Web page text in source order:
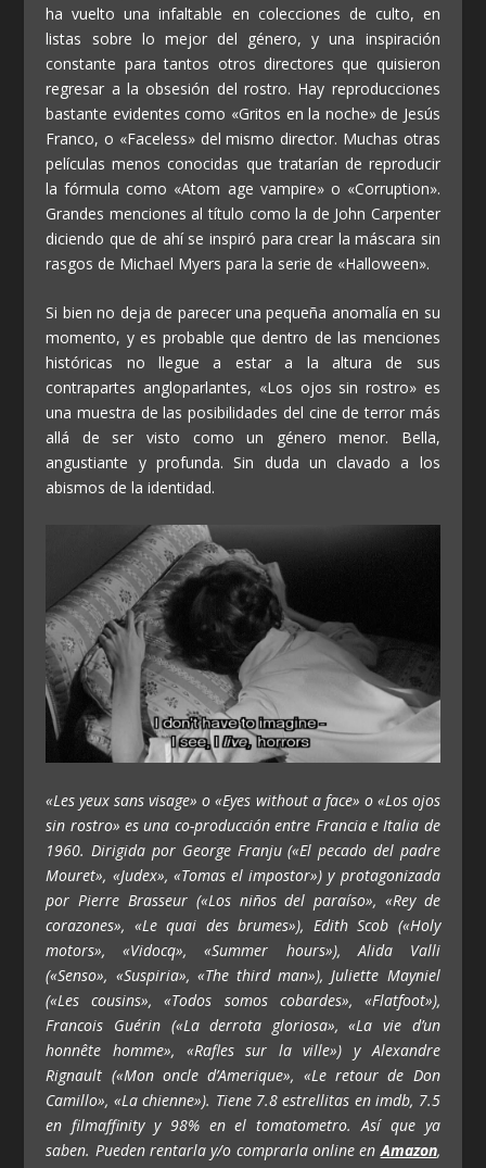
ha vuelto una infaltable en colecciones de culto, en
listas sobre lo mejor del género, y una inspiración
constante para tantos otros directores que quisieron
regresar a la obsesión del rostro. Hay reproducciones
bastante evidentes como «Gritos en la noche» de Jesús
Franco, o «Faceless» del mismo director. Muchas otras
películas menos conocidas que tratarían de reproducir
la fórmula como «Atom age vampire» o «Corruption».
Grandes menciones al título como la de John Carpenter
diciendo que de ahí se inspiró para crear la máscara sin
rasgos de Michael Myers para la serie de «Halloween».
Si bien no deja de parecer una pequeña anomalía en su
momento, y es probable que dentro de las menciones
históricas no llegue a estar a la altura de sus
contrapartes angloparlantes, «Los ojos sin rostro» es
una muestra de las posibilidades del cine de terror más
allá de ser visto como un género menor. Bella,
angustiante y profunda. Sin duda un clavado a los
abismos de la identidad.
«Les yeux sans visage» o «Eyes without a face» o «Los ojos
sin rostro» es una co-producción entre Francia e Italia de
1960. Dirigida por George Franju («El pecado del padre
Mouret», «Judex», «Tomas el impostor») y protagonizada
por Pierre Brasseur («Los niños del paraíso», «Rey de
corazones», «Le quai des brumes»), Edith Scob («Holy
motors», «Vidocq», «Summer hours»), Alida Valli
(«Senso», «Suspiria», «The third man»), Juliette Mayniel
(«Les cousins», «Todos somos cobardes», «Flatfoot»),
Francois Guérin («La derrota gloriosa», «La vie d’un
honnête homme», «Rafles sur la ville») y Alexandre
Rignault («Mon oncle d’Amerique», «Le retour de Don
Camillo», «La chienne»). Tiene 7.8 estrellitas en imdb, 7.5
en filmaffinity y 98% en el tomatometro. Así que ya
saben. Pueden rentarla y/o comprarla online en Amazon,